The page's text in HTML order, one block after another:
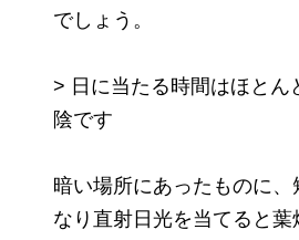
でしょう。
> 日に当たる時間はほとん
陰です
暗い場所にあったものに、
なり直射日光を当てると葉